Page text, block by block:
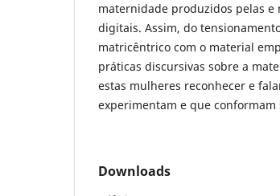
maternidade produzidos pelas e
digitais. Assim, do
matricêntrico com o material
práticas discursivas sobre a
estas mulheres reconhecer e
experimentam e que
Downloads